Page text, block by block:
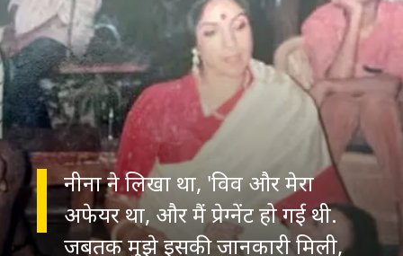
नीना ने लिखा था, 'विव और मेरा
अफेयर था, और मैं प्रेग्नेंट हो गई थी.
जबतक मुझे इसकी जानकारी मिली,